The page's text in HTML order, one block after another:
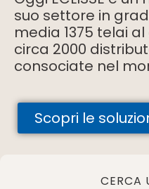
suo settore in
media 1375 telai
circa 2000
consociate nel
Scopri le
CERCA